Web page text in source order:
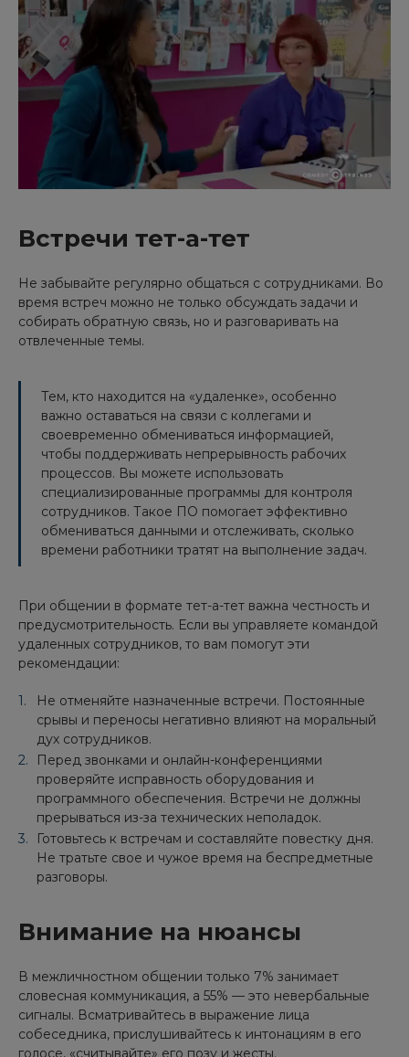
Встречи тет-а-тет
Не забывайте регулярно общаться с сотрудниками. Во
время встреч можно не только обсуждать задачи и
собирать обратную связь, но и разговаривать на
отвлеченные темы.
Тем, кто находится на «удаленке», особенно
важно оставаться на связи с коллегами и
своевременно обмениваться информацией,
чтобы поддерживать непрерывность рабочих
процессов. Вы можете использовать
специализированные программы для контроля
сотрудников. Такое ПО помогает эффективно
обмениваться данными и отслеживать, сколько
времени работники тратят на выполнение задач.
При общении в формате тет-а-тет важна честность и
предусмотрительность. Если вы управляете командой
удаленных сотрудников, то вам помогут эти
рекомендации:
Не отменяйте назначенные встречи. Постоянные
срывы и переносы негативно влияют на моральный
дух сотрудников.
Перед звонками и онлайн-конференциями
проверяйте исправность оборудования и
программного обеспечения. Встречи не должны
прерываться из-за технических неполадок.
Готовьтесь к встречам и составляйте повестку дня.
Не тратьте свое и чужое время на беспредметные
разговоры.
Внимание на нюансы
В межличностном общении только 7% занимает
словесная коммуникация, а 55% — это невербальные
сигналы. Всматривайтесь в выражение лица
собеседника, прислушивайтесь к интонациям в его
голосе, «считывайте» его позу и жесты.